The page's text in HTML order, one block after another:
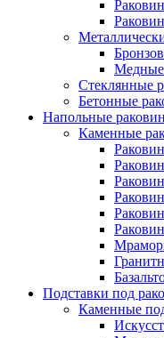
Стеклянные
Бетонные
Напольные
Каменные
Подставки под
Каменные